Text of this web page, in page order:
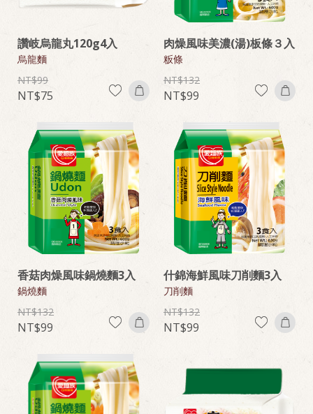
讚岐烏龍丸120g4入
烏龍麵
99
75
肉燥風味美濃(湯)板條３入
粄條
132
99
香菇肉燥風味鍋燒麵3入
鍋燒麵
132
99
什錦海鮮風味刀削麵3入
刀削麵
132
99